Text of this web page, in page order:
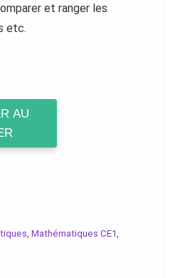
et ranger les
etc.
AU
Mathématiques CE1